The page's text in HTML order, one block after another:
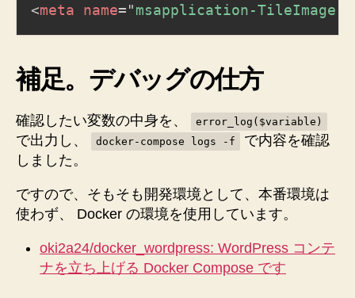
<meta name="msapplication-TileImage
補足。デバッグの仕方
確認したい変数の中身を、 error_log($variable)
で出力し、 docker-compose logs -f
で内容を確認
しました。
ですので、そもそも開発環境として、本番環境は
使わず、 Docker の環境を使用しています。
oki2a24/docker_wordpress: WordPress コンテ
ナを立ち上げる Docker Compose です